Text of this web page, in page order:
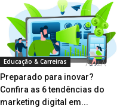
Educação & Carreiras
Preparado para inovar?
Confira as 6 tendências do
marketing digital em...